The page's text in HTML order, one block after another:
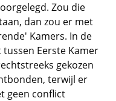
Zou die
dan zou er met
Kamers. In de
Eerste Kamer
gekozen
terwijl er
geen conflict